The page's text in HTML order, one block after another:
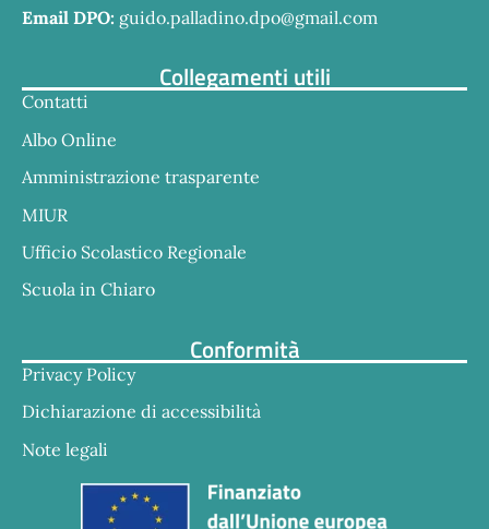
Email DPO: guido.palladino.dpo@gmail.com
Collegamenti utili
Contatti
Albo Online
Amministrazione trasparente
MIUR
Ufficio Scolastico Regionale
Scuola in Chiaro
Conformità
Privacy Policy
Dichiarazione di accessibilità
Note legali